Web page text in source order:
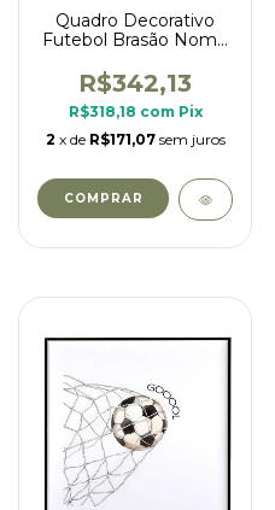
Quadro Decorativo
Futebol Brasão Nome
R$342,13
R$318,18 com Pix
2 x de R$171,07 sem juros
COMPRAR